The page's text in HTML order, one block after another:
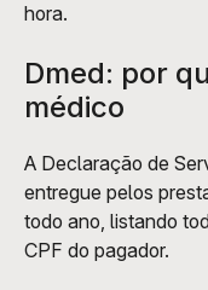
hora.
Dmed: por
médico
A Declaração de
entregue pelos
todo ano, listando
CPF do pagador.